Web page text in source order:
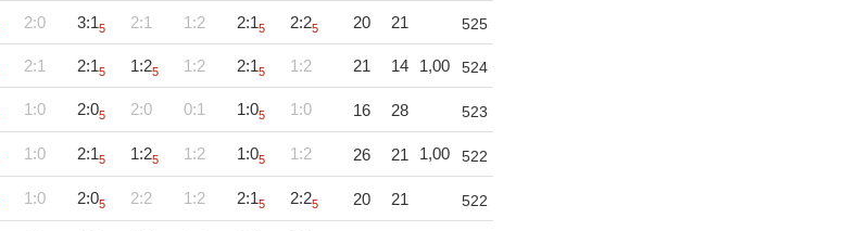
2:0 3:15 2:1 1:2 2:15 2:25 20 21 525
2:1 2:15 1:25 1:2 2:15 1:2 21 14 1,00 524
1:0 2:05 2:0 0:1 1:05 1:0 16 28 523
1:0 2:15 1:25 1:2 1:05 1:2 26 21 1,00 522
1:0 2:05 2:2 1:2 2:15 2:25 20 21 522